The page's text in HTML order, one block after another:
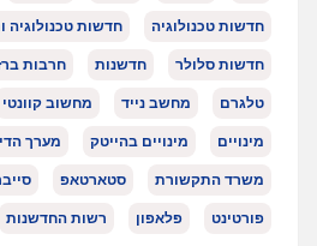
חדשות טכנולוגיה חדשות טכנולוגיה
חדשות סלולר חדשנות חרבות
טלגרם מחשב נייד מחשוב קוונטי
מינויים מינויים בהייטק מערך
משרד התקשורת סטארטאפ
פורטינט פלאפון רשות החדשנות